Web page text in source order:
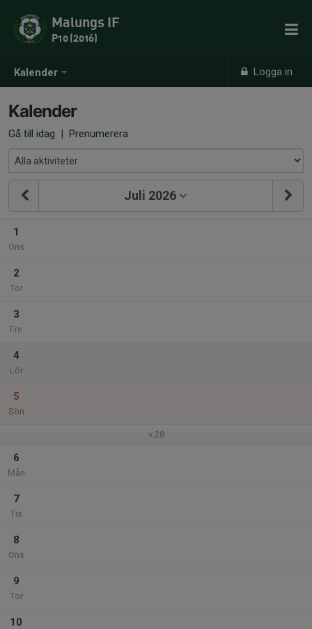
Kalender Logga in
Malungs IF
P10 (2016)
Kalender
Gå till idag | Prenumerera
Juli 2026
1
Ons
2
Tor
3
Fre
4
Lör
5
Sön
v.28
6
Mån
7
Tis
8
Ons
9
Tor
10